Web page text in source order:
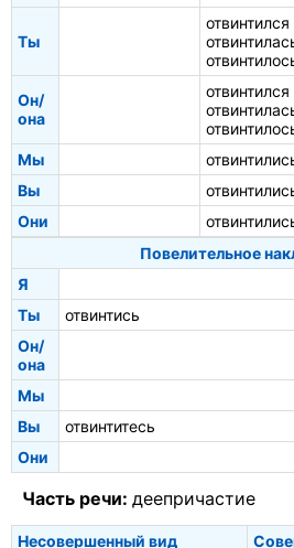
Ты
отвинтился
Он/
она
отвинтился
Мы
Вы
Они
Повелительное
Я
Ты
отвинтись
Он/
она
Мы
Вы
отвинтитесь
Они
Часть речи: деепричастие
Несовершенный вид